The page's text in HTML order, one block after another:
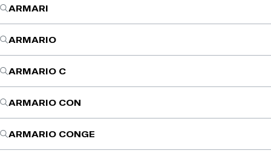
ARMARI
ARMARIO
ARMARIO C
ARMARIO CON
ARMARIO CONGE